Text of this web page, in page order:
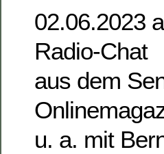
02.06.2023
Radio-Chat
aus dem
u. a. mit